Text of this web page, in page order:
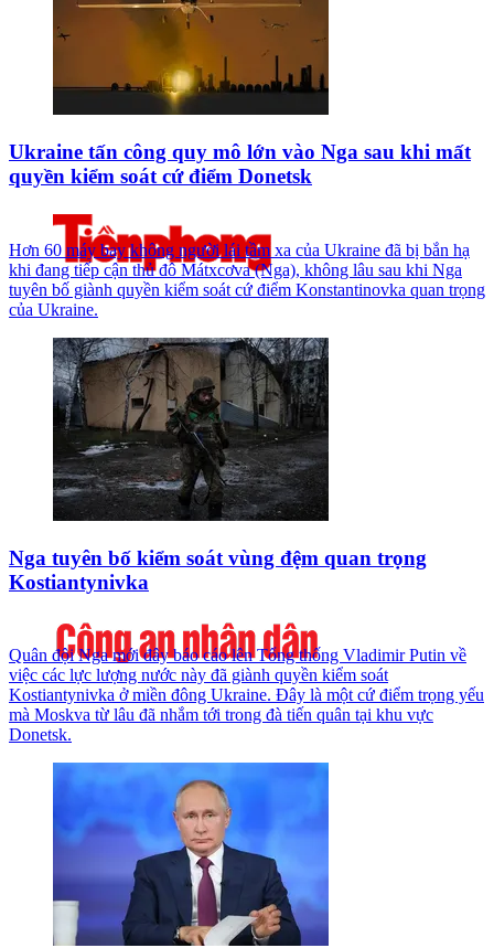
Ukraine tấn công quy mô lớn vào Nga sau khi mất
quyền kiểm soát cứ điểm Donetsk
Hơn 60 máy bay không người lái tầm xa của Ukraine đã bị bắn hạ
khi đang tiếp cận thủ đô Mátxcơva (Nga), không lâu sau khi Nga
tuyên bố giành quyền kiểm soát cứ điểm Konstantinovka quan trọng
của Ukraine.
Nga tuyên bố kiểm soát vùng đệm quan trọng
Kostiantynivka
Quân đội Nga mới đây báo cáo lên Tổng thống Vladimir Putin về
việc các lực lượng nước này đã giành quyền kiểm soát
Kostiantynivka ở miền đông Ukraine. Đây là một cứ điểm trọng yếu
mà Moskva từ lâu đã nhắm tới trong đà tiến quân tại khu vực
Donetsk.